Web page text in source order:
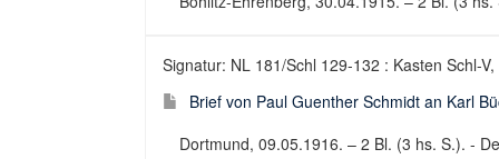
Signatur: NL 181/Schl 129-132 : Kasten Schl-
Brief von Paul Guenther Schmidt an Karl
Dortmund, 09.05.1916. – 2 Bl. (3 hs. S.). -